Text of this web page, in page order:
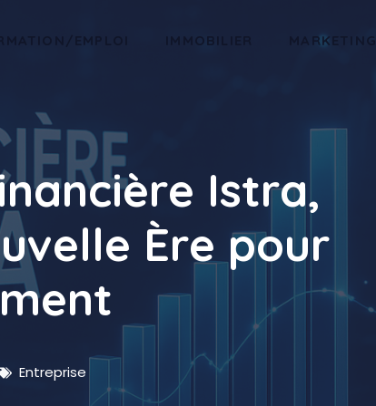
EMPLOI IMMOBILIER MARKETING
Istra,
Ère pour
Entreprise